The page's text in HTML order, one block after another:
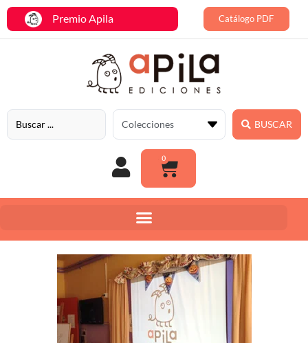
Premio Apila Catálogo PDF
BUSCAR
0